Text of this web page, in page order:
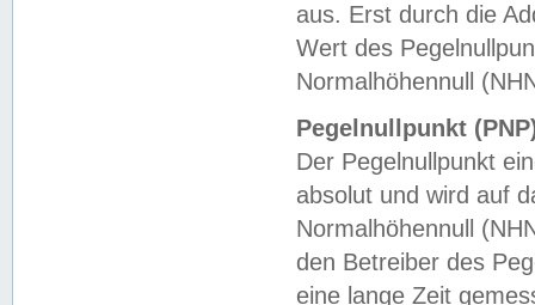
aus. Erst durch die
Wert des
Normalhöhennull
Pegelnullpunkt
Der Pegelnullpunkt
absolut und wird auf
Normalhöhennull
den Betreiber des
eine lange Zeit